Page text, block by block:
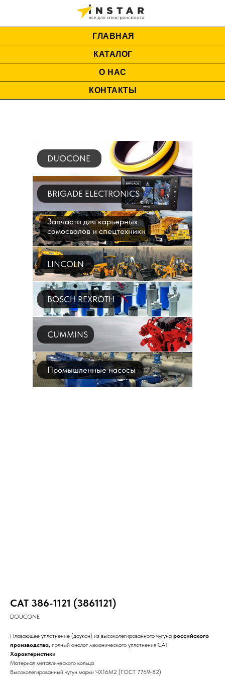
ГЛАВНАЯ
КАТАЛОГ
О НАС
КОНТАКТЫ
DUOCONE
BRIGADE ELECTRONICS
Запчасти для карьерных
самосвалов и спецтехники
LINCOLN
BOSCH REXROTH
CUMMINS
Промышленные насосы
CAT 386-1121 (3861121)
DOUCONE
Плавающее уплотнение (доукон) из высоколегированного чугуна российского
производства, полный аналог механического уплотнения CAT
Характеристики
Материал металлического кольца
Высоколегированный чугун марки ЧХ16М2 (ГОСТ 7769-82)